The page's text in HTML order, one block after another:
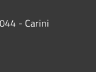
- Carini